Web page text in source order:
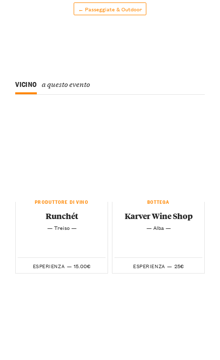
← Passeggiate & Outdoor
VICINO a questo evento
PRODUTTORE DI VINO
Runchét
— Treiso —
ESPERIENZA — 15.00€
BOTTEGA
Karver Wine Shop
— Alba —
ESPERIENZA — 25€